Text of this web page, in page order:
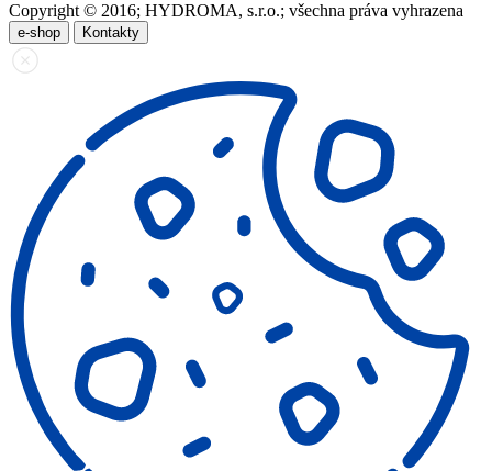
Copyright © 2016; HYDROMA, s.r.o.; všechna práva vyhrazena
e-shop Kontakty